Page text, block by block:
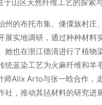
山区天然纤维工艺的探索
州的布托市集、傈僳族村庄
展实地调研，通过种种材料
她也在浙江德清进行了植物
统蓝染工艺为火麻纤维和羊
师Alix Arto与张一晗合作，
社，推动其毡材料的研究进展